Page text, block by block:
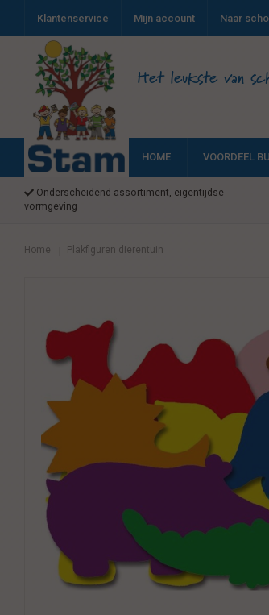
Klantenservice Mijn account Naar
Het leukste van
HOME VOORDEEL
Onderscheidend assortiment, eigentijdse
vormgeving
Home | Plakfiguren dierentuin